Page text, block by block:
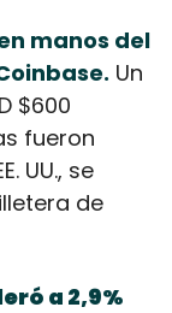
manos del
Un
$600
fueron
UU., se
de
a 2,9%